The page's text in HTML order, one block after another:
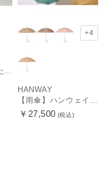
+4
HANWAY
￥27,500 (税込)